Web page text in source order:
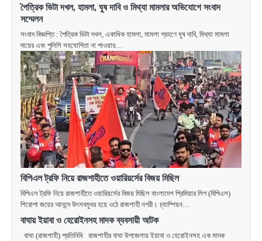
পৈত্রিক ভিটা দখল, হামলা, ঘুষ দাবি ও মিথ্যা মামলার অভিযোগে সংবাদ
সম্মেলন
সংবাদ বিজ্ঞপ্তি : পৈত্রিক ভিটা দখল, একাধিক হামলা, মামলা গ্রহণে ঘুষ দাবি, মিথ্যা মামলা
দায়ের এবং পুলিশি সহযোগিতা না পাওয়ার…
বিপিএল ট্রফি নিয়ে রাজশাহীতে ওয়ারিয়র্সের বিজয় মিছিল
বিপিএল ট্রফি নিয়ে রাজশাহীতে ওয়ারিয়র্সের বিজয় মিছিল বাংলাদেশ প্রিমিয়ার লিগ (বিপিএল)
শিরোপা জয়ের আনন্দে উৎসবমুখর হয়ে ওঠে রাজশাহী নগরী। চ্যাম্পিয়ন…
বাঘায় ইয়াবা ও হেরোইনসহ মাদক ব্যবসায়ী আটক
বাঘা (রাজশাহী) প্রতিনিধি রাজশাহীর বাঘা উপজেলায় ইয়াবা ও হেরোইনসহ এক মাদক